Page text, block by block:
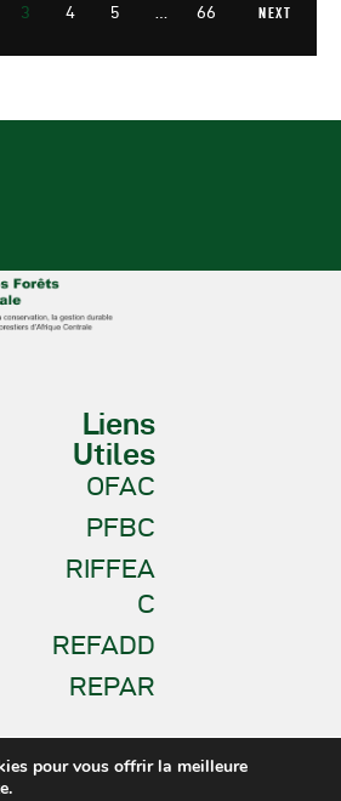
3 4 5 66 NEXT
Liens
Utiles
OFAC
PFBC
RIFFEA
C
REFADD
REPAR
pour vous offrir la meilleure